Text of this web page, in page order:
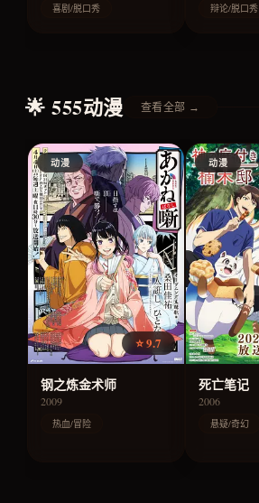
喜剧/脱口秀 辩论/脱口秀
🌟 555动漫 查看全部 →
动漫
⭐ 9.7
钢之炼金术师
2009
热血/冒险
动漫
死亡笔记
2006
悬疑/奇幻